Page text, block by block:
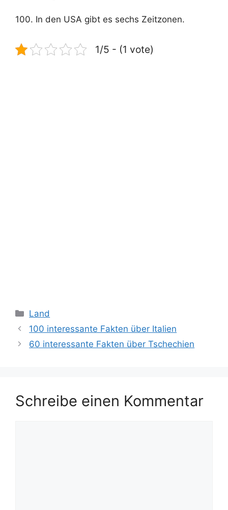
100. In den USA gibt es sechs Zeitzonen.
1/5 - (1 vote)
Kategorien
Land
100 interessante Fakten über Italien
60 interessante Fakten über Tschechien
Schreibe einen Kommentar